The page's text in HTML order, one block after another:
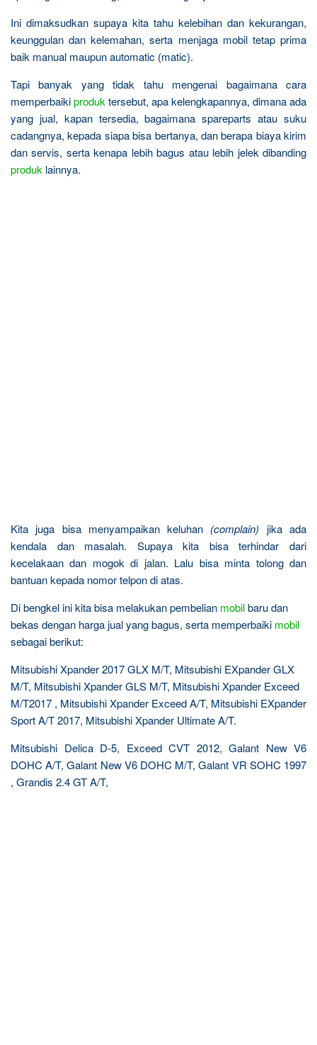
Ini dimaksudkan supaya kita tahu kelebihan dan kekurangan,
keunggulan dan kelemahan, serta menjaga mobil tetap prima
baik manual maupun automatic (matic).
Tapi banyak yang tidak tahu mengenai bagaimana cara
memperbaikiproduk tersebut, apa kelengkapannya, dimana ada
yang jual, kapan tersedia, bagaimana spareparts atau suku
cadangnya, kepada siapa bisa bertanya, dan berapa biaya kirim
dan servis, serta kenapa lebih bagus atau lebih jelek dibanding
produk lainnya.
Kita juga bisa menyampaikan keluhan (complain) jika ada
kendala dan masalah. Supaya kita bisa terhindar dari
kecelakaan dan mogok di jalan. Lalu bisa minta tolong dan
bantuan kepada nomor telpon di atas.
Di bengkel ini kita bisa melakukan pembelian mobilbaru dan
bekas dengan harga jual yang bagus, serta memperbaiki mobil
sebagai berikut:
Mitsubishi Xpander 2017 GLX M/T, Mitsubishi EXpander GLX
M/T, Mitsubishi Xpander GLS M/T, Mitsubishi Xpander Exceed
M/T2017 , Mitsubishi Xpander Exceed A/T, Mitsubishi EXpander
Sport A/T 2017, Mitsubishi Xpander Ultimate A/T.
Mitsubishi Delica D-5, Exceed CVT 2012, Galant New V6
DOHC A/T, Galant New V6 DOHC M/T, Galant VR SOHC 1997
, Grandis 2.4 GT A/T,